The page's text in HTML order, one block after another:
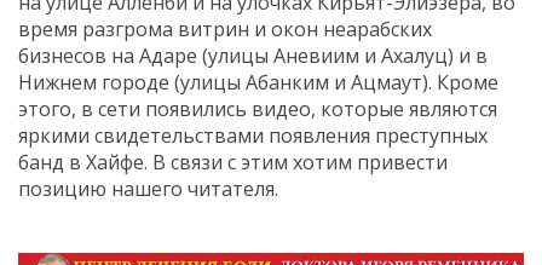
время разгрома витрин и окон неарабских
бизнесов на Адаре (улицы Аневиим и Ахалуц) и в
Нижнем городе (улицы Абанким и Ацмаут). Кроме
этого, в сети появились видео, которые являются
яркими свидетельствами появления преступных
банд в Хайфе. В связи с этим хотим привести
позицию нашего читателя.